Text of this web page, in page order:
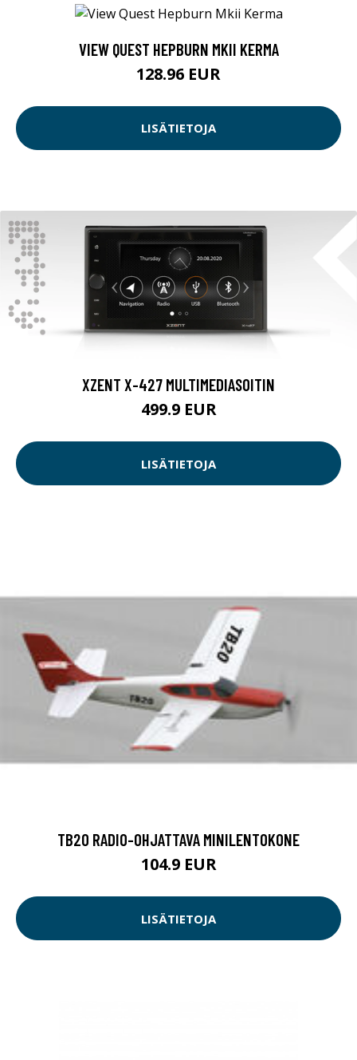
VIEW QUEST HEPBURN MKII KERMA
128.96 EUR
LISÄTIETOJA
XZENT X-427 MULTIMEDIASOITIN
499.9 EUR
LISÄTIETOJA
TB20 RADIO-OHJATTAVA MINILENTOKONE
104.9 EUR
LISÄTIETOJA